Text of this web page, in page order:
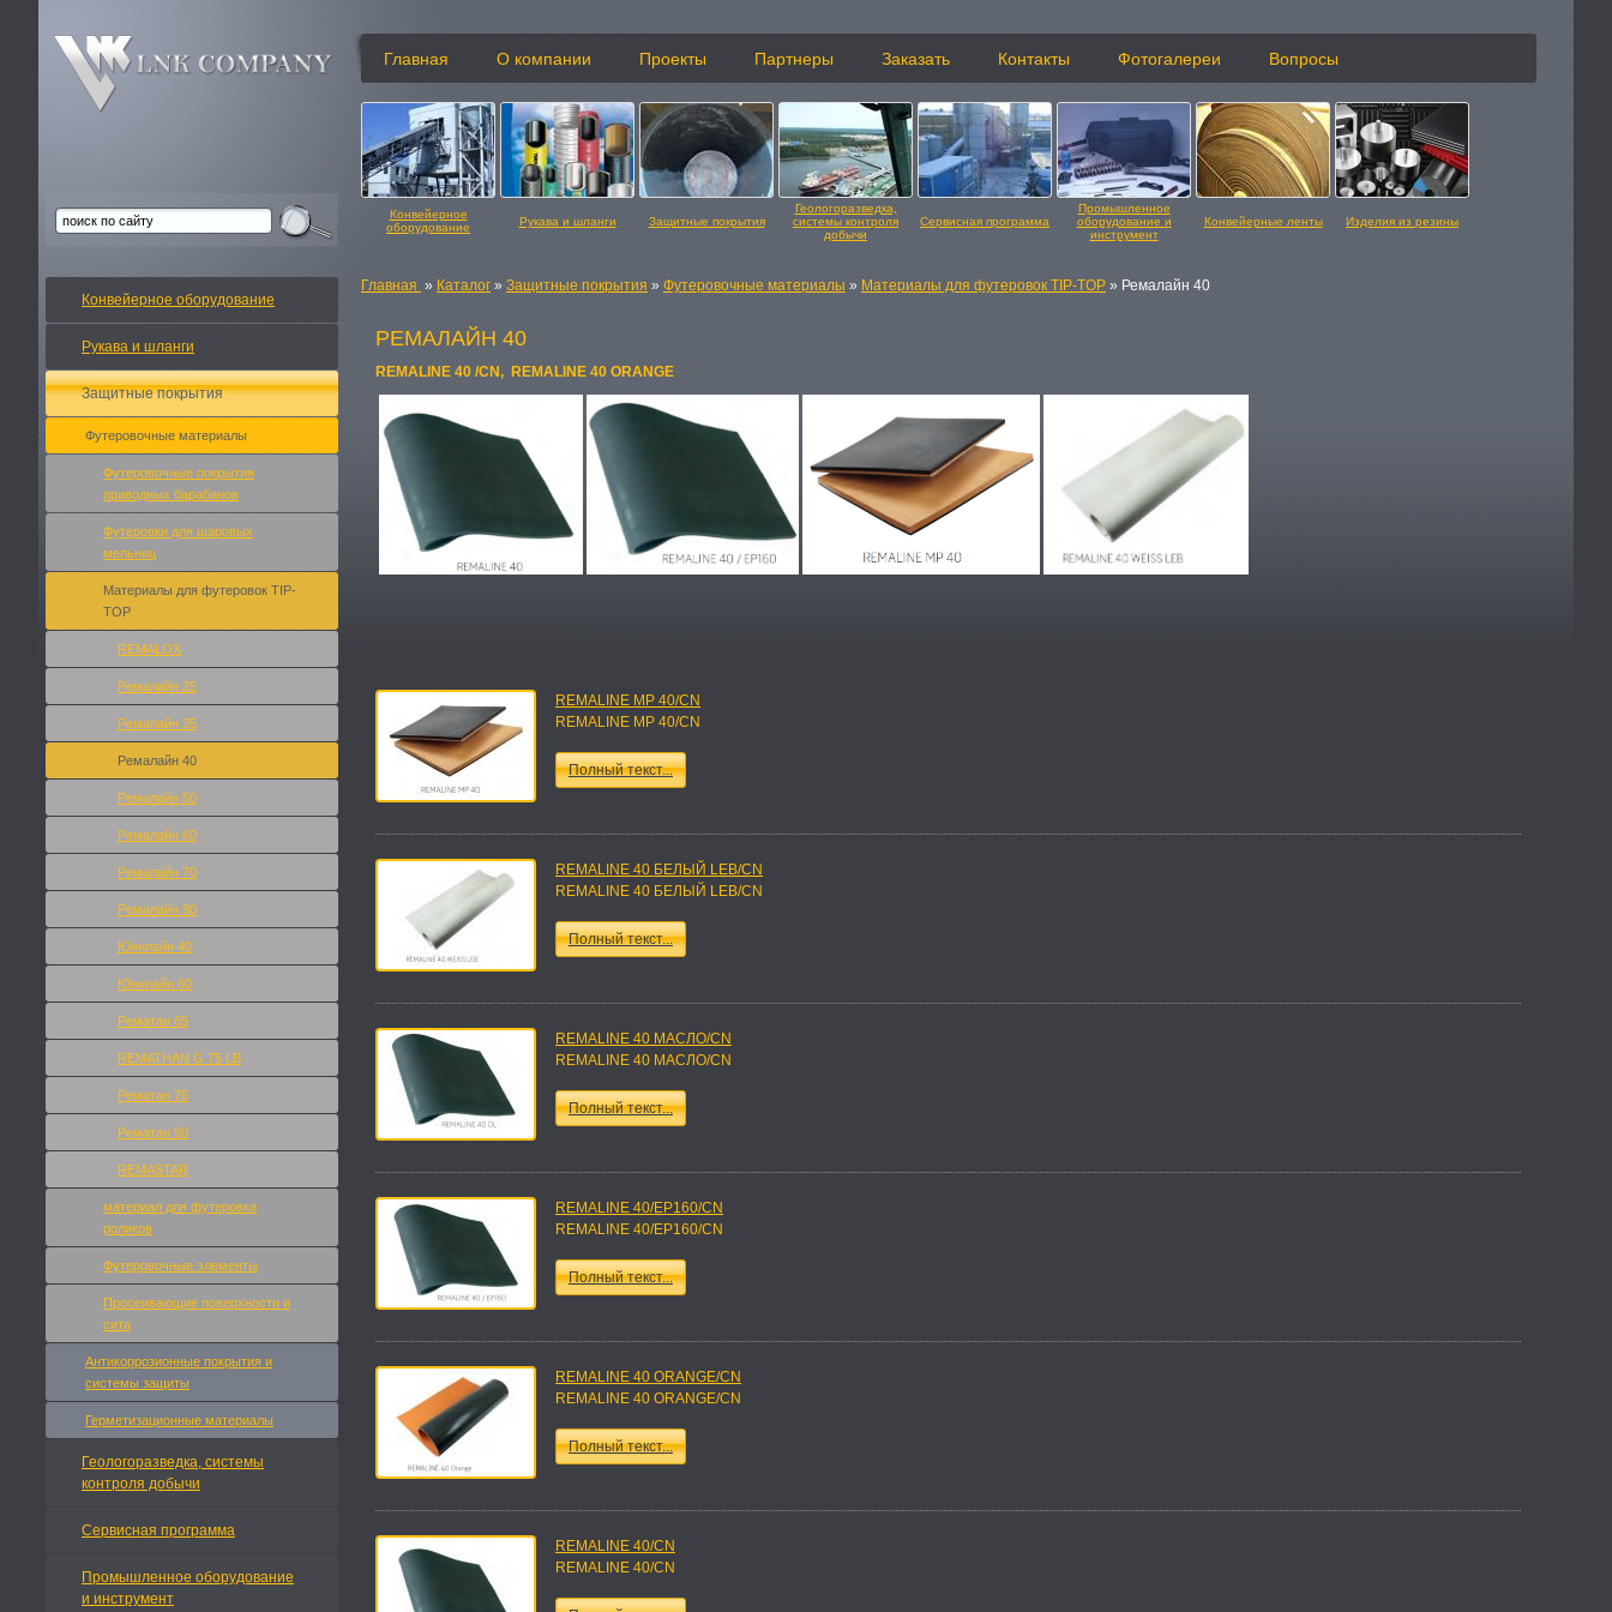
Главная О компании Проекты Партнеры Заказать Контакты Фотогалереи Вопросы
Конвейерное
оборудование
Рукава и шланги Защитные покрытия
Геологоразведка,
системы контроля
добычи
Сервисная программа
Промышленное
оборудование и
инструмент
Конвейерные ленты Изделия из резины
Главная » Каталог » Защитные покрытия » Футеровочные материалы » Материалы для футеровок TIP-TOP » Ремалайн 40
РЕМАЛАЙН 40
REMALINE 40 /CN, REMALINE 40 ORANGE
REMALINE MP 40/CN
REMALINE MP 40/CN
Полный текст...
REMALINE 40 БЕЛЫЙ LEB/CN
REMALINE 40 БЕЛЫЙ LEB/CN
Полный текст...
REMALINE 40 МАСЛО/CN
REMALINE 40 МАСЛО/CN
Полный текст...
REMALINE 40/EP160/CN
REMALINE 40/EP160/CN
Полный текст...
REMALINE 40 ORANGE/CN
REMALINE 40 ORANGE/CN
Полный текст...
REMALINE 40/CN
REMALINE 40/CN
Конвейерное оборудование
Рукава и шланги
Защитные покрытия
Футеровочные материалы
Футеровочные покрытия
приводных барабанов
Футеровки для шаровых
мельниц
Материалы для футеровок TIP-
TOP
REMALOX
Ремалайн 25
Ремалайн 35
Ремалайн 40
Ремалайн 50
Ремалайн 60
Ремалайн 70
Ремалайн 90
Юнилайн 40
Юнилайн 60
Рематан 65
REMATHAN G 75 LB
Рематан 75
Рематан 90
REMASTAR
материал для футеровки
роликов
Футеровочные элементы
Просеивающие поверхности и
сита
Антикоррозионные покрытия и
системы защиты
Герметизационные материалы
Геологоразведка, системы
контроля добычи
Сервисная программа
Промышленное оборудование
и инструмент